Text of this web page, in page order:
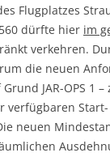
Flugplatzes
dürfte hier im
verkehren.
die neuen
JAR-OPS 1
verfügbaren
neuen